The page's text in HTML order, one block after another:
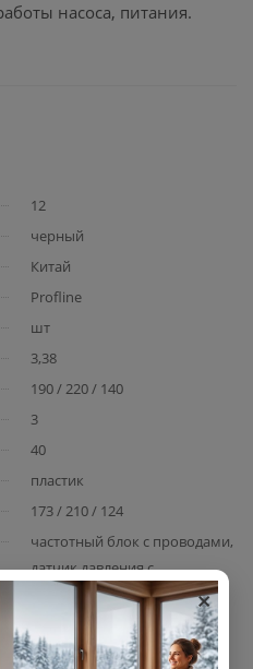
насоса, питания.
12
черный
Китай
Profline
шт
3,38
190 / 220 / 140
3
40
пластик
173 / 210 / 124
частотный блок с проводами,
датчик давления с
проводами, инструкция по
эксплуатации, упаковка
0,5
×